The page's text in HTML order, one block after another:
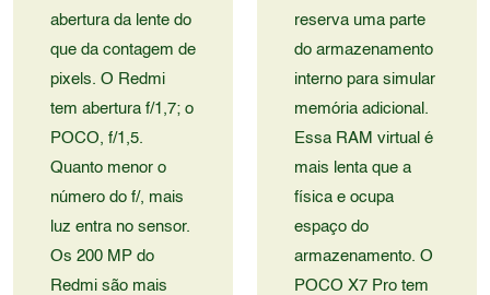
abertura da lente do
que da contagem de
pixels. O Redmi
tem abertura f/1,7; o
POCO, f/1,5.
Quanto menor o
número do f/, mais
luz entra no sensor.
Os 200 MP do
Redmi são mais
reserva uma parte
do armazenamento
interno para simular
memória adicional.
Essa RAM virtual é
mais lenta que a
física e ocupa
espaço do
armazenamento. O
POCO X7 Pro tem